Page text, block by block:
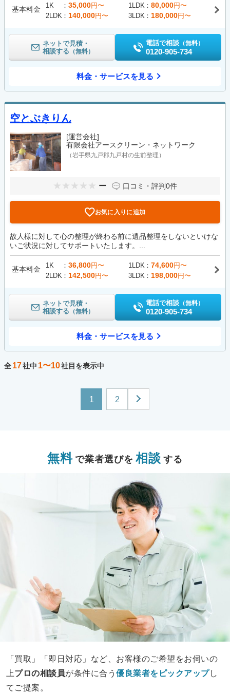
基本料金 1K 35,000円〜 1LDK 80,000円〜
2LDK
140,000円〜 3LDK 180,000円〜
ネットで見積・
相談する （無料）
電話で相談 （無料）
0120-905-734
料金・サービスを見る
空とぶきりん
[運営会社]
有限会社アースクリーン・ネットワーク
（岩手県九戸郡九戸村の生前整理）
ー 口コミ・評判0件
お気に入りに追加
故人様に対して心の整理が終わる前に遺品整理をしないといけな
いご状況に対してサポートいたします。...
基本料金 1K 36,800円〜 1LDK 74,600円〜
2LDK
142,500円〜 3LDK 198,000円〜
ネットで見積・
相談する （無料）
電話で相談 （無料）
0120-905-734
料金・サービスを見る
全17社中 1〜10社目を表示中
1 2
無料 で業者選びを 相談 する
「買取」「即日対応」など、お客様のご希望をお伺いの
上プロの相談員が条件に合う優良業者をピックアップし
てご提案。